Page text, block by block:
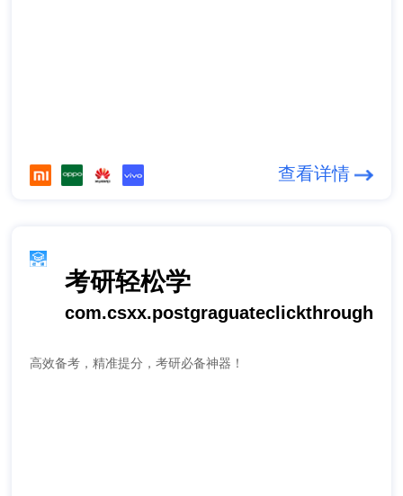
查看详情
考研轻松学
com.csxx.postgraguateclickthrough
高效备考，精准提分，考研必备神器！